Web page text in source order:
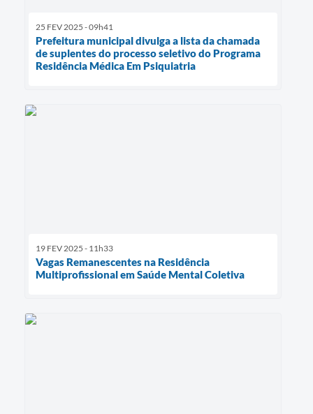
25 FEV 2025 - 09h41
Prefeitura municipal divulga a lista da chamada
de suplentes do processo seletivo do Programa
Residência Médica Em Psiquiatria
19 FEV 2025 - 11h33
Vagas Remanescentes na Residência
Multiprofissional em Saúde Mental Coletiva